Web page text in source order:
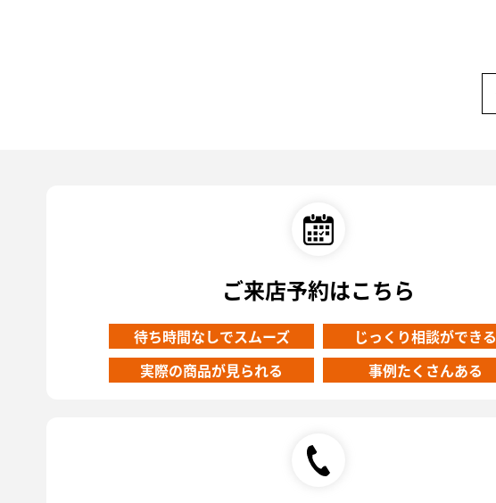
ご来店予約はこちら
待ち時間なしでスムーズ
じっくり相談ができる
実際の商品が見られる
事例たくさんある